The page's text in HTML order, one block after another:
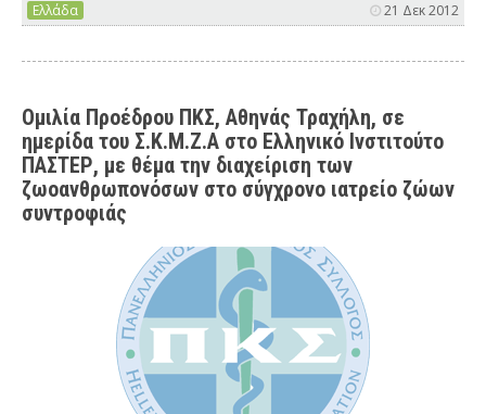
Ελλάδα 21 Δεκ 2012
Ομιλία Προέδρου ΠΚΣ, Αθηνάς Τραχήλη, σε
ημερίδα του Σ.Κ.Μ.Ζ.Α στο Ελληνικό Ινστιτούτο
ΠΑΣΤΕΡ, με θέμα την διαχείριση των
ζωοανθρωπονόσων στο σύγχρονο ιατρείο ζώων
συντροφιάς